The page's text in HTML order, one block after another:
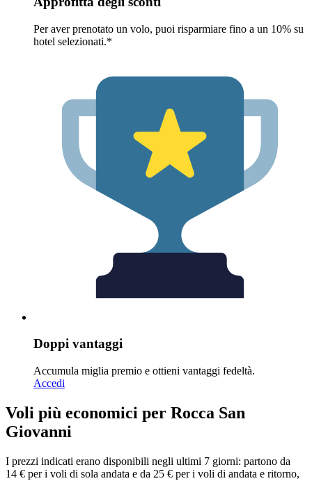
Per aver prenotato un volo, puoi risparmiare fino a un 10% su
hotel selezionati.*
Doppi vantaggi
Accumula miglia premio e ottieni vantaggi fedeltà.
Accedi
Voli più economici per Rocca San
Giovanni
I prezzi indicati erano disponibili negli ultimi 7 giorni: partono da
14 € per i voli di sola andata e da 25 € per i voli di andata e ritorno,